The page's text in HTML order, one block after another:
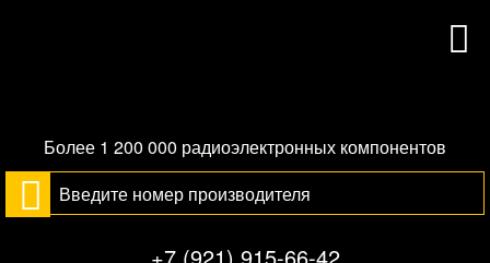
Более 1 200 000 радиоэлектронных компонентов